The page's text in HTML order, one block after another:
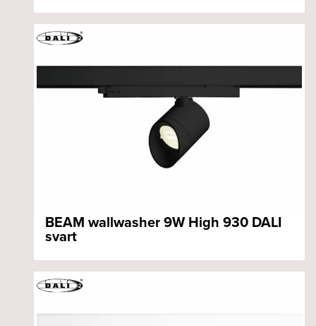
BEAM wallwasher 9W High 930 DALI
svart